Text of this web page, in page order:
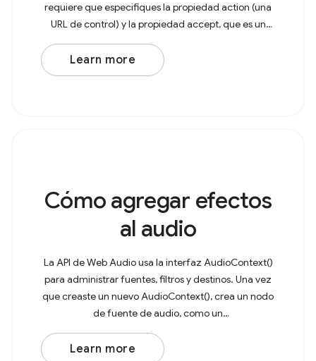
requiere que especifiques la propiedad action (una
URL de control) y la propiedad accept, que es un
objeto con tipos de MIME como claves y arrays de
Learn more
Cómo agregar efectos
al audio
La API de Web Audio usa la interfaz AudioContext()
para administrar fuentes, filtros y destinos. Una vez
que creaste un nuevo AudioContext(), crea un nodo
de fuente de audio, como un
AudioBufferSourceNode o OscillatorNode. Por
ejemplo, considera un
Learn more